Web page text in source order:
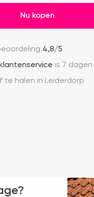
Nu kopen
4,8/5
klantenservice is 7
te halen in Leiderdorp